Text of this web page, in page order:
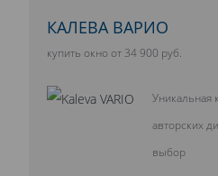
КАЛЕВА ВАРИО
купить окно от 34 900 руб.
Уникальная
авторских
выбор